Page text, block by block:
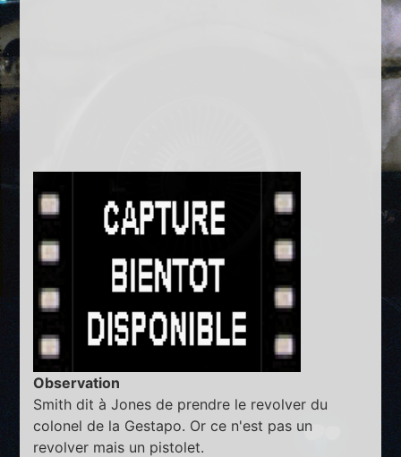
Observation
Smith dit à Jones de prendre le revolver du
colonel de la Gestapo. Or ce n'est pas un
revolver mais un pistolet.